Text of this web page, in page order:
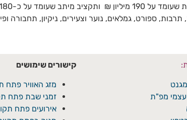
ספורט, גמלאים, נוער וצעירים, ניקיון, תחבורה
עצמי מפ"ת
קישורים שימושים
מזג האוויר פתח
זמני שבת פתח
אירועים פתח